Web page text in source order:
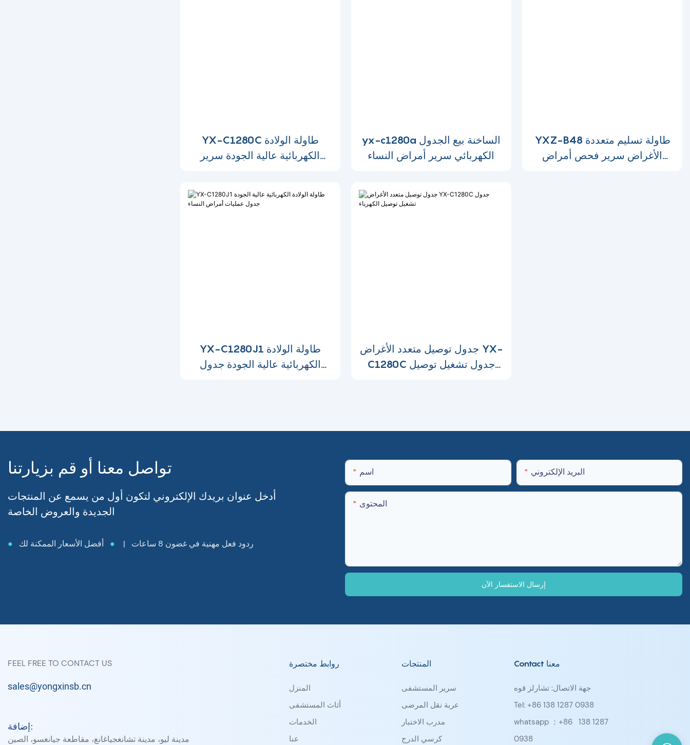
YX-C1280C طاولة الولادة
الكهربائية عالية الجودة سرير
yx-c1280a الساخنة بيع الجدول
الكهربائي سرير أمراض النساء
YXZ-B48 طاولة تسليم متعددة
الأغراض سرير فحص أمراض
YX-C1280J1 طاولة الولادة
الكهربائية عالية الجودة جدول
جدول توصيل متعدد الأغراض YX-
C1280C جدول تشغيل توصيل
تواصل معنا أو قم بزيارتنا
أدخل عنوان بريدك الإلكتروني لتكون أول من يسمع عن المنتجات
الجديدة والعروض الخاصة
● ردود فعل مهنية في غضون 8 ساعات | ● أفضل الأسعار الممكنة لك
اسم البريد الإلكتروني
المحتوى
إرسال الاستفسار الآن
FEEL FREE TO CONTACT US
sales@yongxinsb.cn
إضافة:
مدينة ليو، مدينة تشانغجياغانغ، مقاطعة جيانغسو، الصين
روابط مختصرة
المنزل
أثاث المستشفى
الخدمات
عنا
المنتجات
سرير المستشفى
عربة نقل المرضى
مدرب الاختبار
كرسي الدرج
Contact معنا
جهة الاتصال: تشارلز قوه
Tel: +86 138 1287 0938
whatsapp ：+86 138 1287
0938